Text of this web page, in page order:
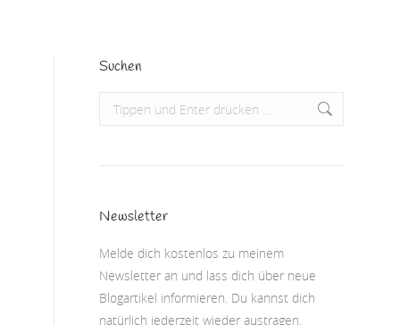
Suchen
Search:
Newsletter
Melde dich kostenlos zu meinem
Newsletter an und lass dich über neue
Blogartikel informieren. Du kannst dich
natürlich jederzeit wieder austragen.